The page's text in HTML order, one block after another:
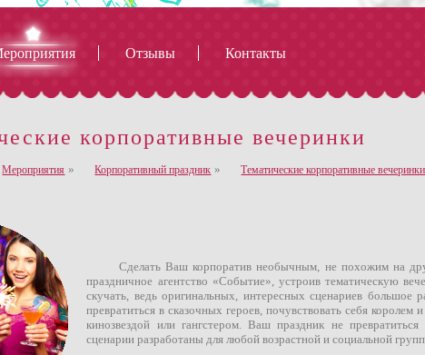
Отзывы Контакты
организацией мероприятий, посвященных самым различным событиям. Наша главная
различного уровня и величины.
корпоративные вечеринки
Мероприятия » Корпоративный праздник » Тематические корпоративные вечеринки
Сделать Ваш корпоратив необычным, не похожим на
праздничное агентство «Событие», устроив тематическую
скучать, ведь оригинальных, интересных сценариев большое
превратиться в сказочных героев, почувствовать себя королем
кинозвездой или гангстером. Ваш праздник не превратиться
сценарии разработаны для любой возрастной и социальной